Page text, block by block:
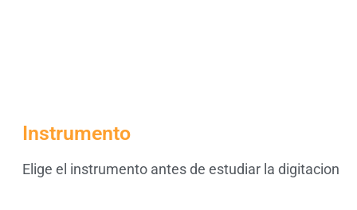
Instrumento
Elige el instrumento antes de estudiar la digitacion